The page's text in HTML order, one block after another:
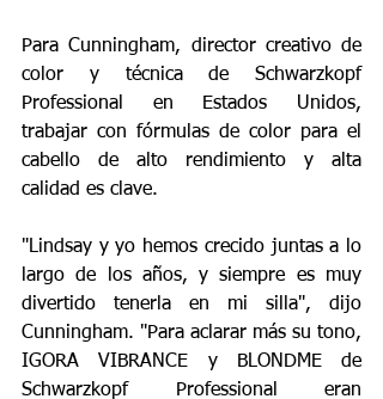
Para Cunningham, director creativo de
color y técnica de Schwarzkopf
Professional en Estados Unidos,
trabajar con fórmulas de color para el
cabello de alto rendimiento y alta
calidad es clave.
"Lindsay y yo hemos crecido juntas a lo
largo de los años, y siempre es muy
divertido tenerla en mi silla", dijo
Cunningham. "Para aclarar más su tono,
IGORA VIBRANCE y BLONDME de
Schwarzkopf Professional eran